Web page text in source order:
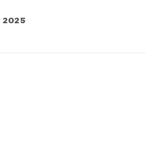
2025